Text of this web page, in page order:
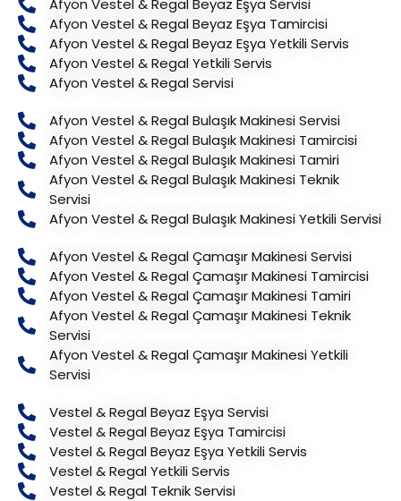
Afyon Vestel & Regal Beyaz Eşya Tamircisi
Afyon Vestel & Regal Beyaz Eşya Yetkili Servis
Afyon Vestel & Regal Yetkili Servis
Afyon Vestel & Regal Servisi
Afyon Vestel & Regal Bulaşık Makinesi Servisi
Afyon Vestel & Regal Bulaşık Makinesi Tamircisi
Afyon Vestel & Regal Bulaşık Makinesi Tamiri
Afyon Vestel & Regal Bulaşık Makinesi Teknik
Servisi
Afyon Vestel & Regal Bulaşık Makinesi Yetkili Servisi
Afyon Vestel & Regal Çamaşır Makinesi Servisi
Afyon Vestel & Regal Çamaşır Makinesi Tamircisi
Afyon Vestel & Regal Çamaşır Makinesi Tamiri
Afyon Vestel & Regal Çamaşır Makinesi Teknik
Servisi
Afyon Vestel & Regal Çamaşır Makinesi Yetkili
Servisi
Vestel & Regal Beyaz Eşya Servisi
Vestel & Regal Beyaz Eşya Tamircisi
Vestel & Regal Beyaz Eşya Yetkili Servis
Vestel & Regal Yetkili Servis
Vestel & Regal Teknik Servisi